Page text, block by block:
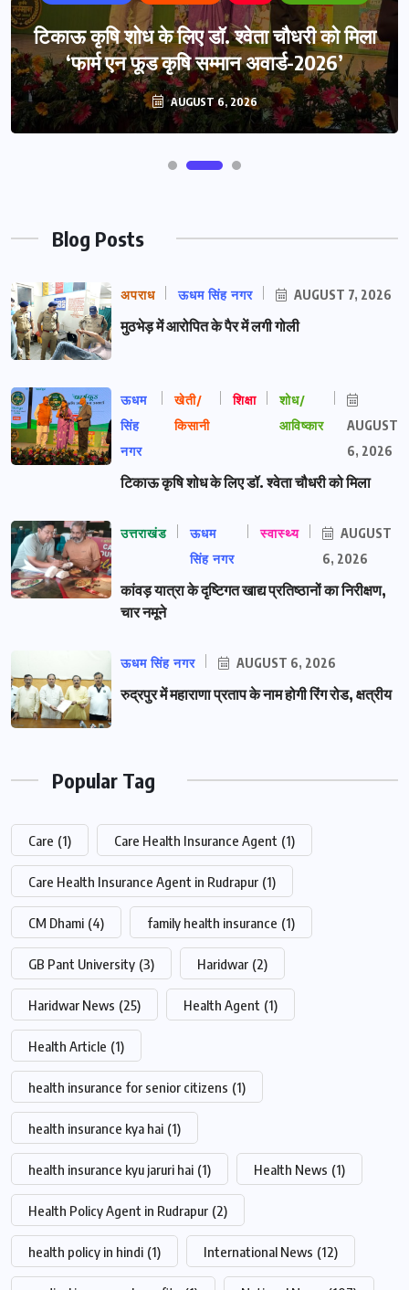
टिकाऊ कृषि शोध के लिए डॉ. श्वेता चौधरी को मिला
‘फार्म एन फूड कृषि सम्मान अवार्ड-2026’
AUGUST 6, 2026
Blog Posts
अपराध ऊधम सिंह नगर AUGUST 7, 2026
मुठभेड़ में आरोपित के पैर में लगी गोली
ऊधम
सिंह
नगर
खेती/
किसानी
शिक्षा
शोध/
आविष्कार
AUGUST
6, 2026
टिकाऊ कृषि शोध के लिए डॉ. श्वेता चौधरी को मिला
उत्तराखंड
ऊधम
सिंह नगर
स्वास्थ्य
AUGUST
6, 2026
कांवड़ यात्रा के दृष्टिगत खाद्य प्रतिष्ठानों का निरीक्षण,
चार नमूने
ऊधम सिंह नगर AUGUST 6, 2026
रुद्रपुर में महाराणा प्रताप के नाम होगी रिंग रोड, क्षत्रीय
Popular Tag
Care (1) Care Health Insurance Agent (1)
Care Health Insurance Agent in Rudrapur (1)
CM Dhami (4) family health insurance (1)
GB Pant University (3) Haridwar (2)
Haridwar News (25) Health Agent (1)
Health Article (1)
health insurance for senior citizens (1)
health insurance kya hai (1)
health insurance kyu jaruri hai (1) Health News (1)
Health Policy Agent in Rudrapur (2)
health policy in hindi (1) International News (12)